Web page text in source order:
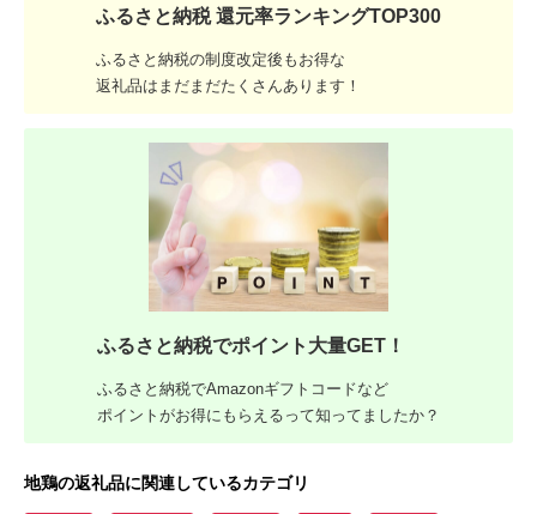
ふるさと納税 還元率ランキングTOP300
ふるさと納税の制度改定後もお得な
返礼品はまだまだたくさんあります！
ふるさと納税でポイント大量GET！
ふるさと納税でAmazonギフトコードなど
ポイントがお得にもらえるって知ってましたか？
地鶏の返礼品に関連しているカテゴリ